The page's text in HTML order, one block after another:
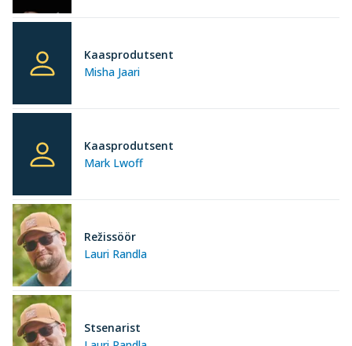
Misha Jaari
Kaasprodutsent
Mark Lwoff
Kaasprodutsent
Lauri Randla
Režissöör
Stsenarist